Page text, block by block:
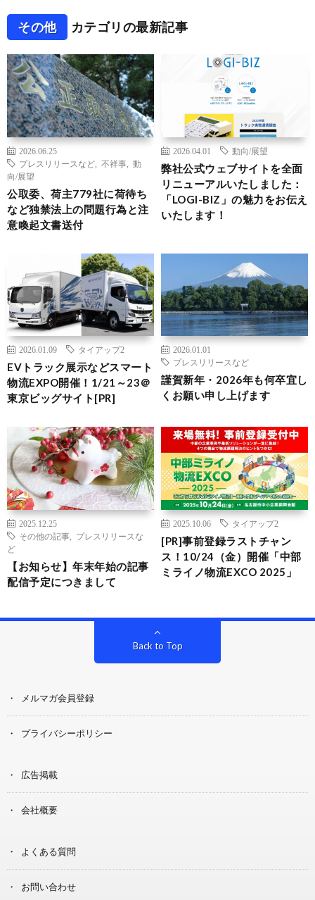
その他 カテゴリの最新記事
2026.06.25
プレスリリースなど
不祥事
動
向/展望
公取委、荷主779社に荷待ち
など独禁法上の問題行為と注
意喚起文書送付
2026.04.01 動向/展望
弊社公式ウェブサイトを全面
リニューアルいたしました：
「LOGI-BIZ」の魅力をお伝え
いたします！
2026.01.09 タイアップ2
EVトラック展示などスマート
物流EXPO開催！1/21～23＠
東京ビッグサイト[PR]
2026.01.01
プレスリリースなど
謹賀新年・2026年も何卒宜し
くお願い申し上げます
2025.12.25
その他の記事
プレスリリースな
ど
【お知らせ】年末年始の記事
配信予定につきまして
2025.10.06 タイアップ2
[PR]事前登録ラストチャン
ス！10/24（金）開催「中部
ミライノ物流EXCO 2025」
Back to Top
メルマガ会員登録
プライバシーポリシー
広告掲載
会社概要
よくある質問
お問い合わせ